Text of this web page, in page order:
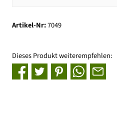
Artikel-Nr:7049
Dieses Produkt weiterempfehlen: